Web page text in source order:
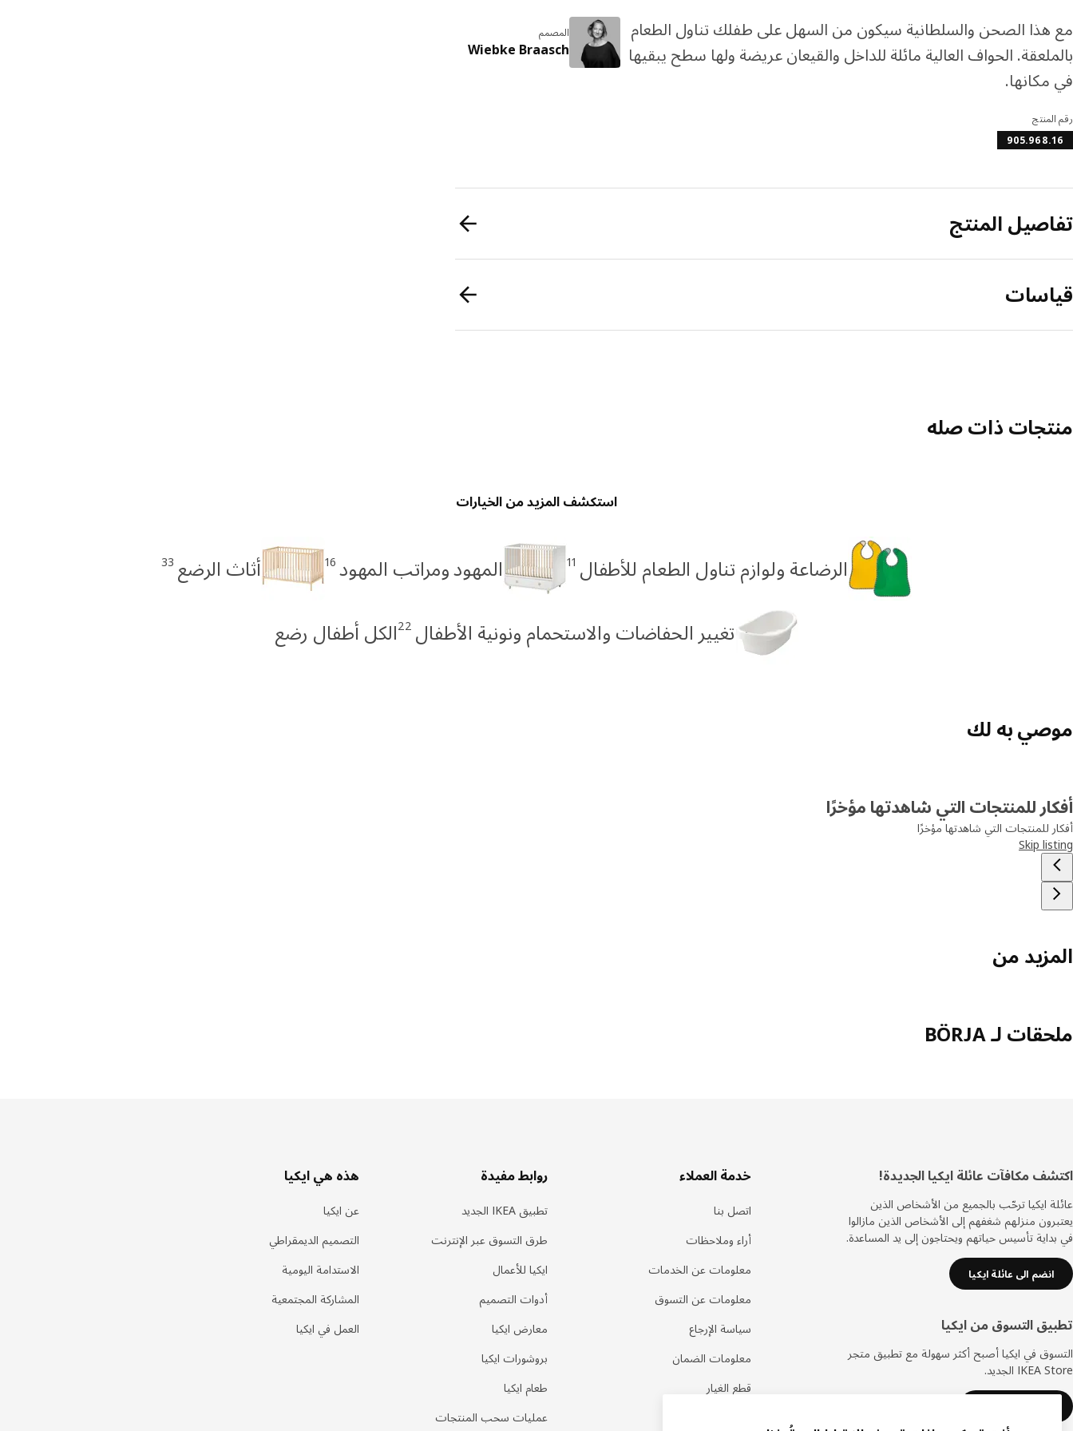
مع هذا الصحن والسلطانية سيكون من السهل على طفلك تناول الطعام
بالملعقة. الحواف العالية مائلة للداخل والقيعان عريضة ولها سطح يبقيها
في مكانها.
المصمم
Wiebke Braasch
رقم المنتج
905.968.16
تفاصيل المنتج
قياسات
منتجات ذات صله
استكشف المزيد من الخيارات
الرضاعة ولوازم تناول الطعام للأطفال 11 المهود ومراتب المهود 16 أثاث الرضع 33
تغيير الحفاضات والاستحمام ونونية الأطفال 22الكل أطفال رضع
موصي به لك
أفكار للمنتجات التي شاهدتها مؤخرًا
أفكار للمنتجات التي شاهدتها مؤخرًا
Skip listing
المزيد من
ملحقات لـ BÖRJA
تذييل
اكتشف مكافآت عائلة ايكيا الجديدة!
عائلة ايكيا ترحّب بالجميع من الأشخاص الذين
يعتبرون منزلهم شغفهم إلى الأشخاص الذين مازالوا
في بداية تأسيس حياتهم ويحتاجون إلى يد المساعدة.
انضم الى عائلة ايكيا
تطبيق التسوق من ايكيا
التسوق في ايكيا أصبح أكثر سهولة مع تطبيق متجر
IKEA Store الجديد.
خدمة العملاء
اتصل بنا
أراء وملاحظات
معلومات عن الخدمات
معلومات عن التسوق
سياسة الإرجاع
معلومات الضمان
قطع الغيار
روابط مفيدة
تطبيق IKEA الجديد
طرق التسوق عبر الإنترنت
ايكيا للأعمال
أدوات التصميم
معارض ايكيا
بروشورات ايكيا
طعام ايكيا
عمليات سحب المنتجات
هذه هي ايكيا
عن ايكيا
التصميم الديمقراطي
الاستدامة اليومية
المشاركة المجتمعية
العمل في ايكيا